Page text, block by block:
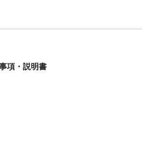
項・説明書